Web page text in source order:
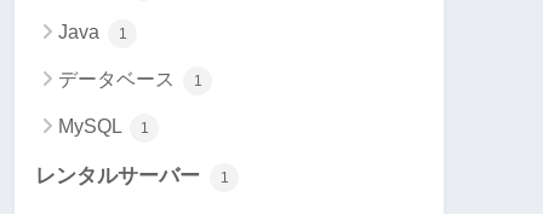
Java 1
データベース 1
MySQL 1
レンタルサーバー 1